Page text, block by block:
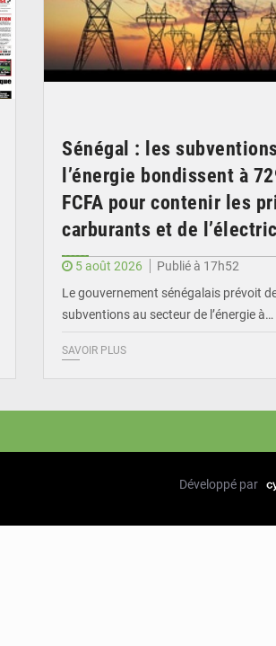
Sénégal : les
l’énergie bondissent à
FCFA pour contenir les
carburants et de
5 août 2026
Publié à 17h52
Le gouvernement sénégalais prévoit
subventions au secteur de l’énergie à…
SAVOIR PLUS
Développé par